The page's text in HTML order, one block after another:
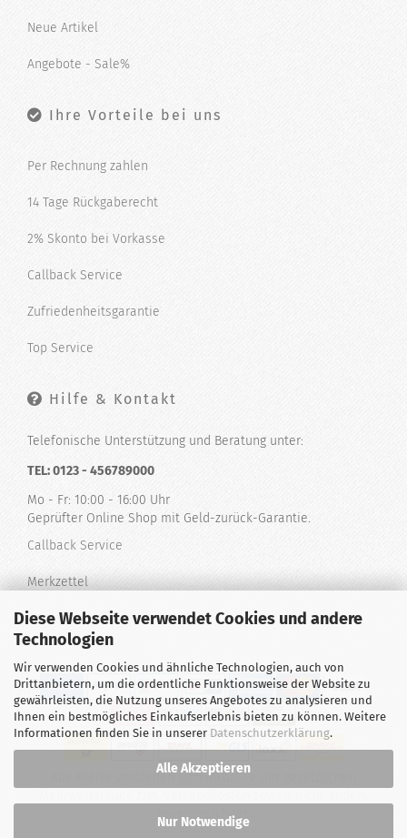
Diese Webseite verwendet Cookies und andere
Technologien
Wir verwenden Cookies und ähnliche Technologien, auch von
Drittanbietern, um die ordentliche Funktionsweise der Website zu
gewährleisten, die Nutzung unseres Angebotes zu analysieren und
Ihnen ein bestmögliches Einkaufserlebnis bieten zu können. Weitere
Informationen finden Sie in unserer Datenschutzerklärung.
Alle Akzeptieren
Nur Notwendige
Neue Artikel
Angebote - Sale%
Ihre Vorteile bei uns
Per Rechnung zahlen
14 Tage Rückgaberecht
2% Skonto bei Vorkasse
Callback Service
Zufriedenheitsgarantie
Top Service
Hilfe & Kontakt
Telefonische Unterstützung und Beratung unter:
TEL: 0123 - 456789000
Mo - Fr: 10:00 - 16:00 Uhr
Geprüfter Online Shop mit Geld-zurück-Garantie.
Callback Service
Merkzettel
Kontaktformular
Alle Preise verstehen sich inklusive der gesetzlichen
gekennzeichnet.